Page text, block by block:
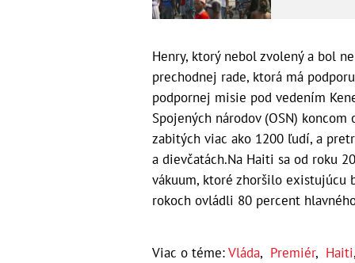
Henry, ktorý nebol zvolený a bol
prechodnej rade, ktorá má
podpornej misie pod vedením
Spojených národov (OSN)
zabitých viac ako 1200 ľudí, a
a dievčatách.Na Haiti sa od roku
vákuum, ktoré zhoršilo existujúcu
rokoch ovládli 80 percent
Viac o téme:Vláda, Premiér, Haiti